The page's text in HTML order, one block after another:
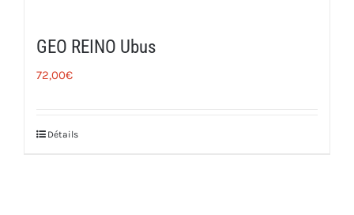
GEO REINO Ubus
72,00€
Détails